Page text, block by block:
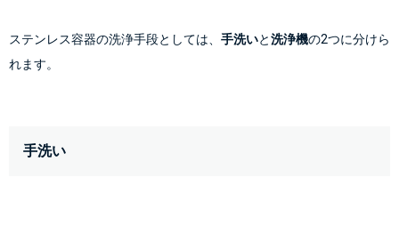
ステンレス容器の洗浄手段としては、 手洗いと洗浄機の2つに分けら
れます。
手洗い